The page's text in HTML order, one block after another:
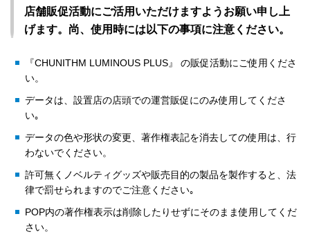
店舗販促活動にご活用いただけますようお願い申し上
げます。尚、使用時には以下の事項に注意ください。
『CHUNITHM LUMINOUS PLUS』 の販促活動にご使用くださ
い。
データは、設置店の店頭での運営販促にのみ使用してくださ
い｡
データの色や形状の変更、著作権表記を消去しての使用は、行
わないでください。
許可無くノベルティグッズや販売目的の製品を製作すると、法
律で罰せられますのでご注意ください｡
POP内の著作権表示は削除したりせずにそのまま使用してくだ
さい。